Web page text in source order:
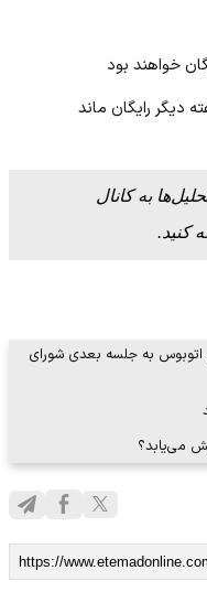
خواهند بود
دیگر رایگان ماند
به کانال
کنید.
اتوبوس به جلسه بعدی شورای